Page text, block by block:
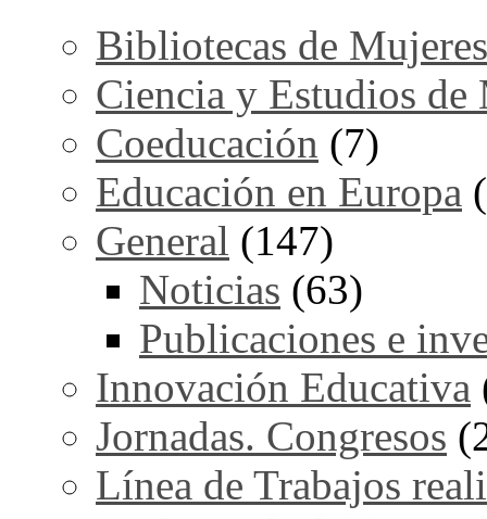
Bibliotecas de Mujeres
Ciencia y Estudios de
Coeducación (7)
Educación en Europa
General (147)
Noticias (63)
Publicaciones e
Innovación Educativa
Jornadas. Congresos
Línea de Trabajos